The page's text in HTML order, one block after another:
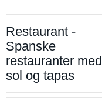
Restaurant -
Spanske
restauranter med
sol og tapas